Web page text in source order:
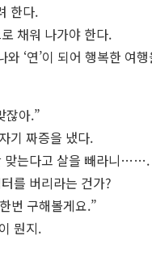
한다.
채워 나가야 한다.
와 ‘연’이 되어 행복한 여
잖아.”
기 짜증을 냈다.
맞는다고 살을 빼라니…….
를 버리라는 건가?
번 구해볼게요.”
뭔지.